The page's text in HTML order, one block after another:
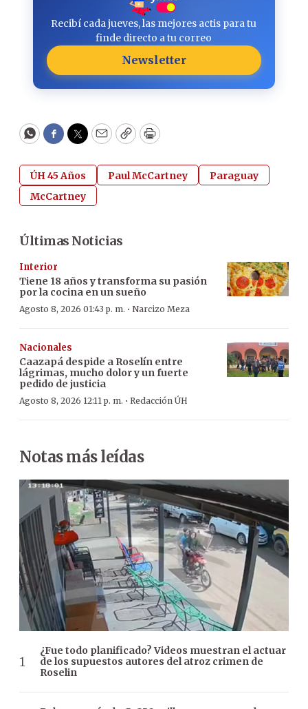
Recibí cada jueves, las mejores actis para tu
finde directo a tu correo
Newsletter
WhatsApp
Facebook
Twitter
EmailCopyPrint
ÚH 45 Años Paul McCartney
Paraguay
McCartney
Últimas Noticias
Interior
Tiene 18 años y transforma su pasión
por la cocina en un sueño
Agosto 8, 2026 01:43 p. m. · Narcizo Meza
Nacionales
Caazapá despide a Roselín entre
lágrimas, mucho dolor y un fuerte
pedido de justicia
Agosto 8, 2026 12:11 p. m. · Redacción ÚH
Notas más leídas
¿Fue todo planificado? Videos muestran el actuar
de los supuestos autores del atroz crimen de
Roselin